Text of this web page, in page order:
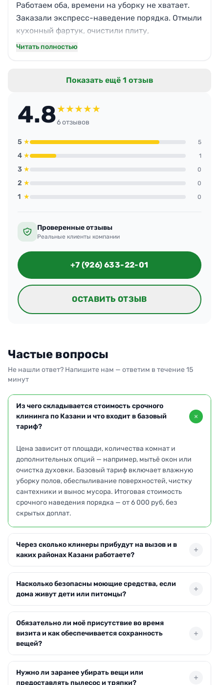
Работаем оба, времени на уборку не хватает.
Заказали экспресс-наведение порядка. Отмыли
кухонный фартук, очистили плиту,
пропылесосили ковры. Запах в квартире —
Читать полностью
Показать ещё 1 отзыв
4.8★★★★★
6 отзывов
5 ★ 5
4 ★ 1
3 ★ 0
2 ★ 0
1 ★ 0
Проверенные отзывы
Реальные клиенты компании
+7 (926) 633-22-01
ОСТАВИТЬ ОТЗЫВ
Частые вопросы
Не нашли ответ? Напишите нам — ответим в течение 15
минут
Из чего складывается стоимость срочного
клининга по Казани и что входит в базовый
тариф?
Цена зависит от площади, количества комнат и
дополнительных опций — например, мытьё окон или
очистка духовки. Базовый тариф включает влажную
уборку полов, обеспыливание поверхностей, чистку
сантехники и вынос мусора. Итоговая стоимость
срочного наведения порядка — от 6 000 руб, без
скрытых доплат.
Через сколько клинеры прибудут на вызов и в
каких районах Казани работаете?
течение часа после оформления заявки. Покрываем
все районы: от центра до спальных. При большой
минут, но диспетчер предупредит заранее. Поздние
вечера и выходные дни тоже доступны.
Насколько безопасны моющие средства, если
дома живут дети или питомцы?
агрессивных отдушек и хлора. Они сертифицированы
и не оставляют вредных испарений. После уборки
поверхности быстро высыхают, а в квартире остаётся
нейтральный запах. При желании можем применить
только пар и микрофибру — это полностью исключает
химию.
Обязательно ли моё присутствие во время
визита и как обеспечивается сохранность
вещей?
передают ключи и спокойно занимаются делами.
Нужно ли заранее убирать вещи или
предоставлять пылесос и тряпки?